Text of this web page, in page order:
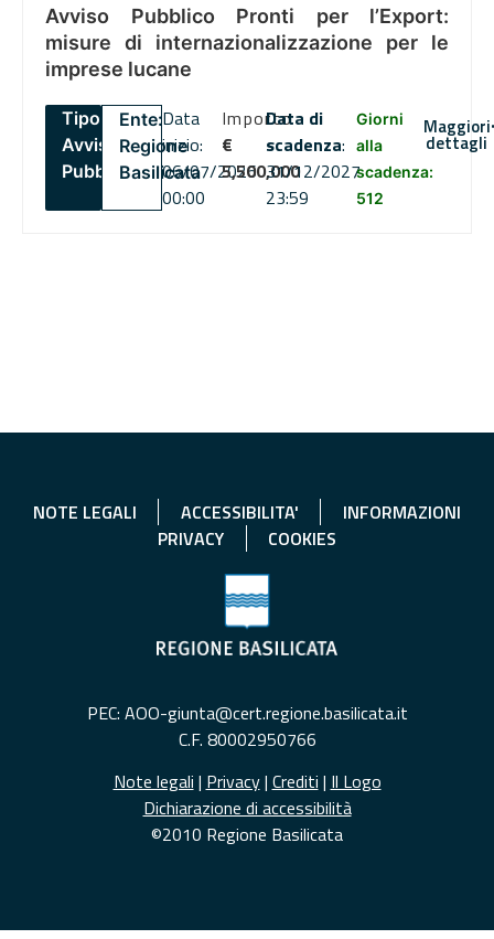
Avviso Pubblico Pronti per l’Export:
misure di internazionalizzazione per le
imprese lucane
Tipo:
Avviso
Pubblico
Ente:
Regione
Basilicata
Data
inizio:
06/07/2026
00:00
Importo
€
5,500,000
Data di
scadenza:
31/12/2027
23:59
Giorni
alla
scadenza:
512
Maggiori
dettagli
NOTE LEGALI ACCESSIBILITA'
INFORMAZIONI
PRIVACY
COOKIES
PEC: AOO-giunta@cert.regione.basilicata.it
C.F. 80002950766
Note legali | Privacy| Crediti | Il Logo
Dichiarazione di accessibilità
©2010 Regione Basilicata